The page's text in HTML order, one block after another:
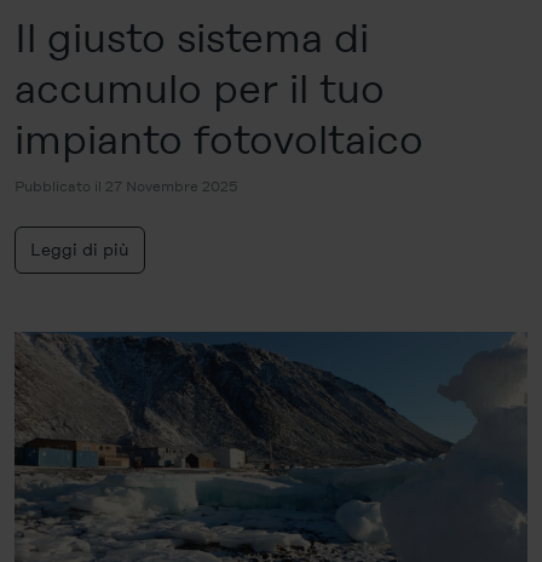
Statement
Legal Notice
Il giusto sistema di
accumulo per il tuo
impianto fotovoltaico
Pubblicato il 27 Novembre 2025
Leggi di più